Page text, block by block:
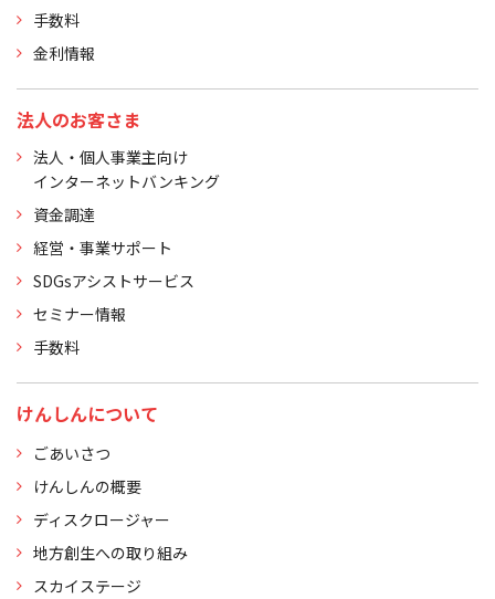
手数料
金利情報
法人のお客さま
法人・個人事業主向け
インターネットバンキング
資金調達
経営・事業サポート
SDGsアシストサービス
セミナー情報
手数料
けんしんについて
ごあいさつ
けんしんの概要
ディスクロージャー
地方創生への取り組み
スカイステージ